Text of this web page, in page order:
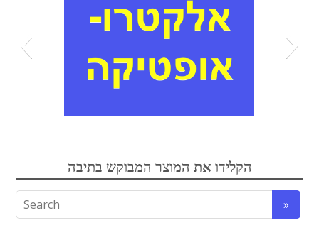
הקלידו את המוצר המבוקש בתיבה